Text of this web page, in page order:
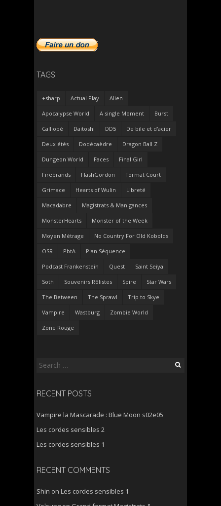
TAGS
+sharp Actual Play Alien
Apocalypse World A single Moment Burst
Calliopé Daitoshi DD5 De bile et d'acier
Deux étés Dodécaèdre Dragon Ball Z
Dungeon World Faces Final Girl
Firebrands FlashGordon Format Court
Grimace Hearts of Wulin Libreté
Macadabre Magistrats & Manigances
MonsterHearts Monster of the Week
Moyen Métrage No Country For Old Kobolds
OSR PbtA Plan Séquence
Podcast Frankenstein Quest Saint Seiya
Soth Souvenirs Rôlistes Spire Star Wars
The Between The Sprawl Trip to Skye
Vampire Wastburg Zombie World
Zone Rouge
Search
RECENT POSTS
Vampire la Mascarade : Blue Moon s02e05
Les cordes sensibles 2
Les cordes sensibles 1
RECENT COMMENTS
Shin on Les cordes sensibles 1